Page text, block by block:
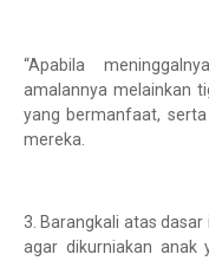
“Apabila
amalannya melainkan
yang bermanfaat,
mereka.
3. Barangkali atas
agar dikurniakan anak